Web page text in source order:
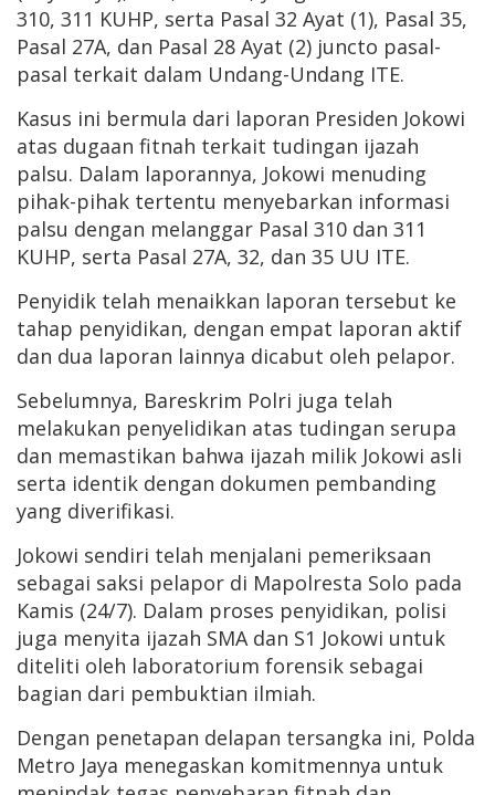
310, 311 KUHP, serta Pasal 32 Ayat (1), Pasal 35,
Pasal 27A, dan Pasal 28 Ayat (2) juncto pasal-
pasal terkait dalam Undang-Undang ITE.
Kasus ini bermula dari laporan Presiden Jokowi
atas dugaan fitnah terkait tudingan ijazah
palsu. Dalam laporannya, Jokowi menuding
pihak-pihak tertentu menyebarkan informasi
palsu dengan melanggar Pasal 310 dan 311
KUHP, serta Pasal 27A, 32, dan 35 UU ITE.
Penyidik telah menaikkan laporan tersebut ke
tahap penyidikan, dengan empat laporan aktif
dan dua laporan lainnya dicabut oleh pelapor.
Sebelumnya, Bareskrim Polri juga telah
melakukan penyelidikan atas tudingan serupa
dan memastikan bahwa ijazah milik Jokowi asli
serta identik dengan dokumen pembanding
yang diverifikasi.
Jokowi sendiri telah menjalani pemeriksaan
sebagai saksi pelapor di Mapolresta Solo pada
Kamis (24/7). Dalam proses penyidikan, polisi
juga menyita ijazah SMA dan S1 Jokowi untuk
diteliti oleh laboratorium forensik sebagai
bagian dari pembuktian ilmiah.
Dengan penetapan delapan tersangka ini, Polda
Metro Jaya menegaskan komitmennya untuk